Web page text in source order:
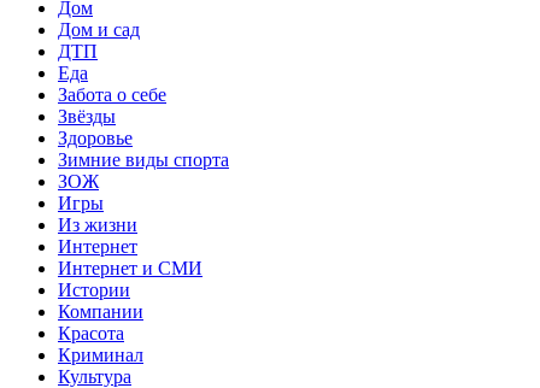
Дом
Дом и сад
ДТП
Еда
Забота о себе
Звёзды
Здоровье
Зимние виды спорта
ЗОЖ
Игры
Из жизни
Интернет
Интернет и СМИ
Истории
Компании
Красота
Криминал
Культура